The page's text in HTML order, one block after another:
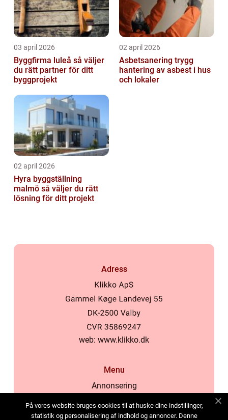
03 april 2026
Byggfirma luleå så väljer
du rätt partner för ditt
byggprojekt
02 april 2026
Asbetsanering trygg
hantering av asbest i hus
och lokaler
02 april 2026
Hyra byggställning
malmö så väljer du rätt
lösning för ditt projekt
Adress
web: www.klikko.dk
Menu
Annonsering
Cookies
På vores website bruges cookies til at huske dine indstillinger,
statistik og personalisering af indhold og annoncer. Denne